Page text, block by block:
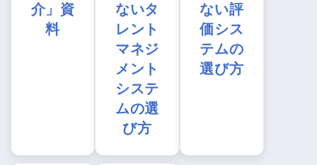
介」資
料
ないタ
レント
マネジ
メント
システ
ムの選
び方
ない評
価シス
テムの
選び方